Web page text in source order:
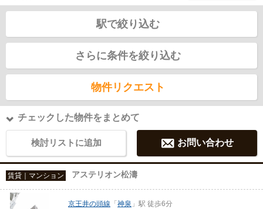
駅で絞り込む
さらに条件を絞り込む
物件リクエスト
チェックした物件をまとめて
検討リストに追加 お問い合わせ
賃貸｜マンション アステリオン松濤
京王井の頭線 「神泉 」駅 徒歩6分